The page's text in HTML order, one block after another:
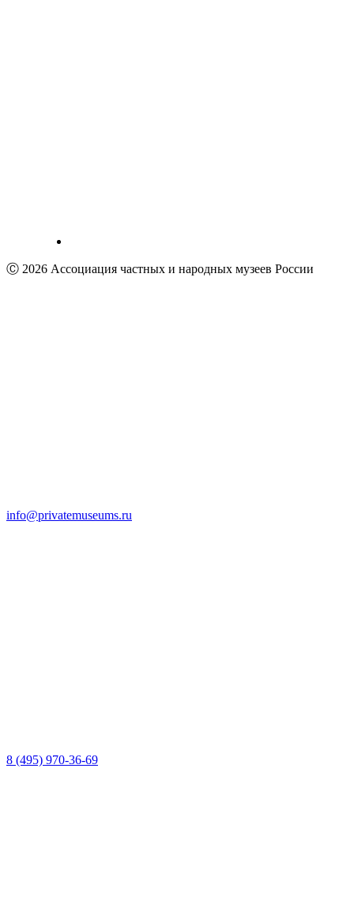
Ⓒ 2026 Ассоциация частных и народных музеев России
info@privatemuseums.ru
8 (495) 970-36-69